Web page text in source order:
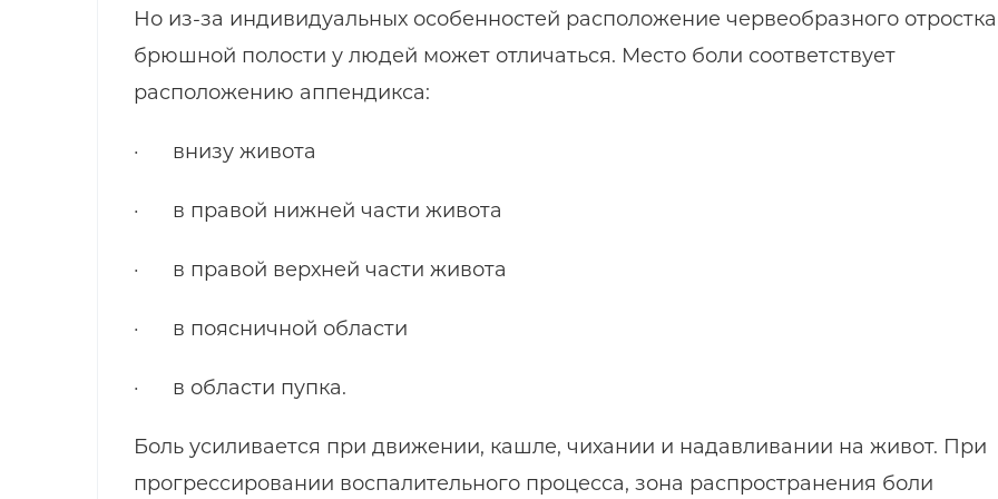
Но из-за индивидуальных особенностей расположение червеобразного
брюшной полости у людей может отличаться. Место боли соответствует
расположению аппендикса:
· внизу живота
· в правой нижней части живота
· в правой верхней части живота
· в поясничной области
· в области пупка.
Боль усиливается при движении, кашле, чихании и надавливании на живот. При
прогрессировании воспалительного процесса, зона распространения боли